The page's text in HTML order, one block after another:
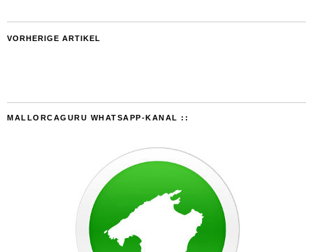
VORHERIGE ARTIKEL
MALLORCAGURU WHATSAPP-KANAL ::